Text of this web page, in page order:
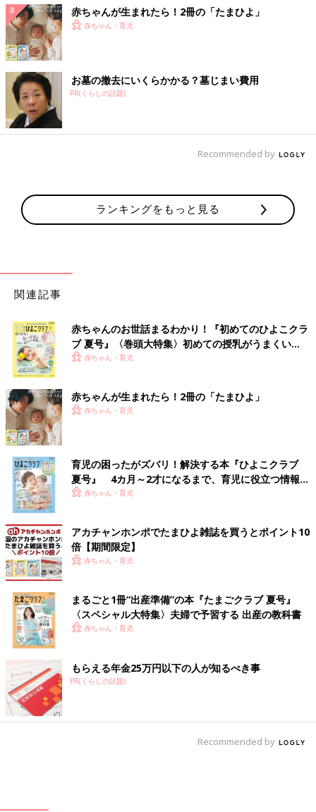
赤ちゃんが生まれたら！2冊の「たまひよ」
赤ちゃん・育児
お墓の撤去にいくらかかる？墓じまい費用
PR(くらしの話題)
Recommended by
ランキングをもっと見る
関連記事
赤ちゃんのお世話まるわかり！『初めてのひよこクラ
ブ 夏号』〈巻頭大特集〉初めての授乳がうまくい
く！ おっぱい・ミルクの基本と夏のトラブル 解決テ
赤ちゃん・育児
赤ちゃんが生まれたら！2冊の「たまひよ」
赤ちゃん・育児
育児の困ったがズバリ！解決する本『ひよこクラブ
夏号』 4カ月～2才になるまで、育児に役立つ情報が
いっぱい！
赤ちゃん・育児
アカチャンホンポでたまひよ雑誌を買うとポイント10
倍【期間限定】
赤ちゃん・育児
まるごと1冊“出産準備”の本『たまごクラブ 夏号』
〈スペシャル大特集〉夫婦で予習する 出産の教科書
赤ちゃん・育児
もらえる年金25万円以下の人が知るべき事
PR(くらしの話題)
Recommended by